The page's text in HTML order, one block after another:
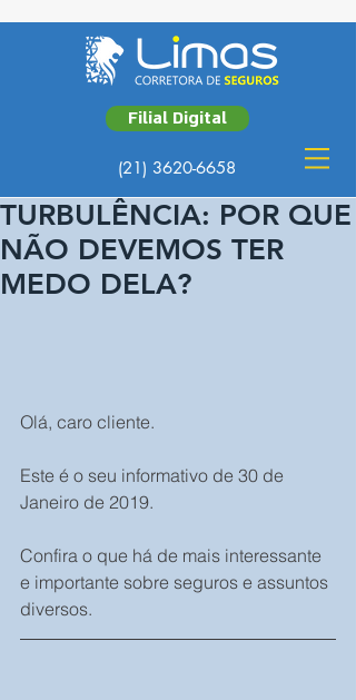
Filial Digital
(21) 3620-6658
TURBULÊNCIA: POR QUE
NÃO DEVEMOS TER
MEDO DELA?
Olá, caro cliente.
Este é o seu informativo de 30 de
Janeiro de 2019.
Confira o que há de mais interessante
e importante sobre seguros e assuntos
diversos.